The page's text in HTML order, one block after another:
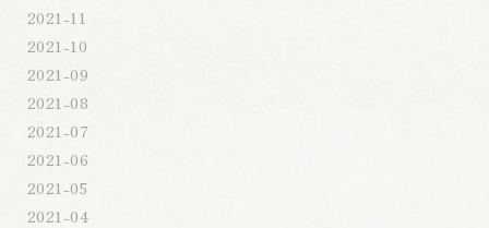
2021-11
2021-10
2021-09
2021-08
2021-07
2021-06
2021-05
2021-04